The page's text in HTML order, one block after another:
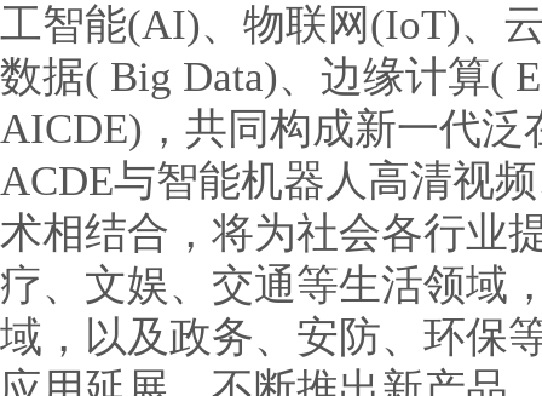
工智能(AI)、物联网(IoT)、
数据( Big Data)、边缘计算(
AICDE)，共同构成新一代
ACDE与智能机器人高清视
术相结合，将为社会各行业
疗、文娱、交通等生活领域
域，以及政务、安防、环保